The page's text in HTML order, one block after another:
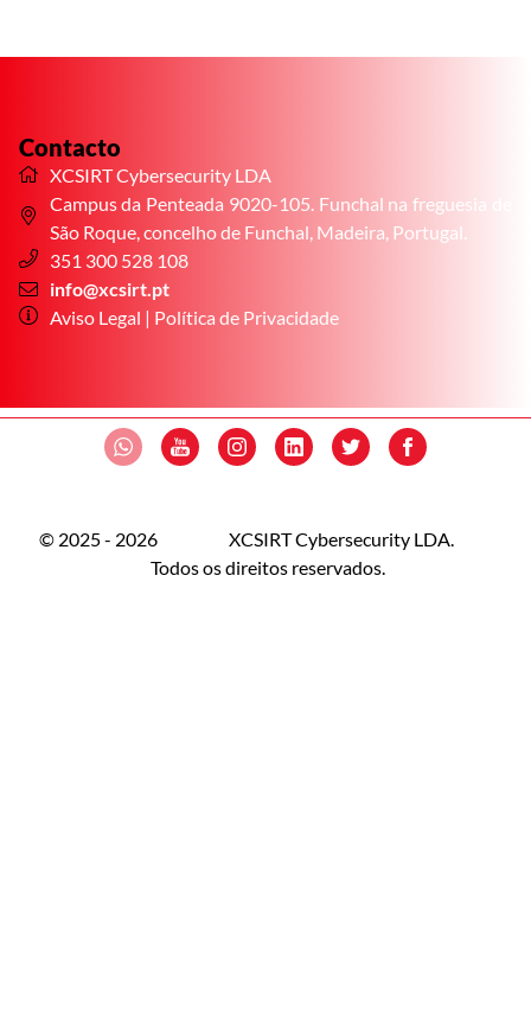
Contacto
XCSIRT Cybersecurity LDA
Campus da Penteada 9020-105. Funchal na freguesia de
São Roque, concelho de Funchal, Madeira, Portugal.
351 300 528 108
info@xcsirt.pt
Aviso Legal | Política de Privacidade
© 2025 - 2026 XCSIRT Cybersecurity LDA.
Todos os direitos reservados.